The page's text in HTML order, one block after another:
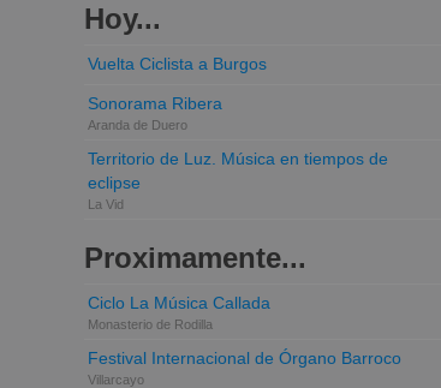
Hoy...
Vuelta Ciclista a Burgos
Sonorama Ribera
Aranda de Duero
Territorio de Luz. Música en tiempos de
eclipse
La Vid
Proximamente...
Ciclo La Música Callada
Monasterio de Rodilla
Festival Internacional de Órgano Barroco
Villarcayo